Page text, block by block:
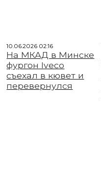
10.06.2026 02:16
На МКАД в Минске
фургон Iveco
съехал в кювет и
перевернулся